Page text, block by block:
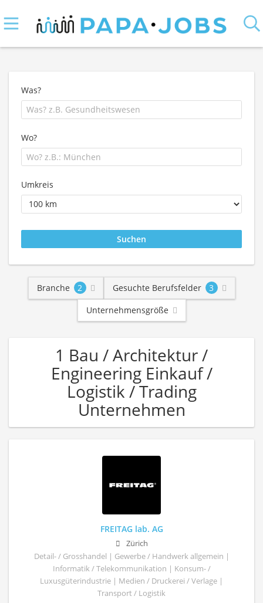
Was?
Wo?
Umkreis
Branche 2 Gesuchte Berufsfelder
3
Unternehmensgröße
1 Bau / Architektur /
Engineering Einkauf /
Logistik / Trading
Unternehmen
FREITAG lab. AG
Zürich
Detail- / Grosshandel | Gewerbe / Handwerk allgemein |
Informatik / Telekommunikation | Konsum- /
Luxusgüterindustrie | Medien / Druckerei / Verlage |
Transport / Logistik